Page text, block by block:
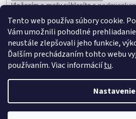
Tento web používa súbory cookie.
Vám umožnili pohodlné
neustále zlepšovali jeho funkcie,
Ďalším prechádzaním tohto webu
používaním. Viac informáciítu.
Nastavenie
Vložením e-mailu súhlasíte s
údajov
PRIHLÁSIŤ SA
Copyright 2026KASTEX s.r.o. Všetky